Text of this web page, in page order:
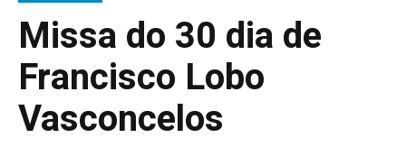
Missa do 30 dia de
Francisco Lobo
Vasconcelos